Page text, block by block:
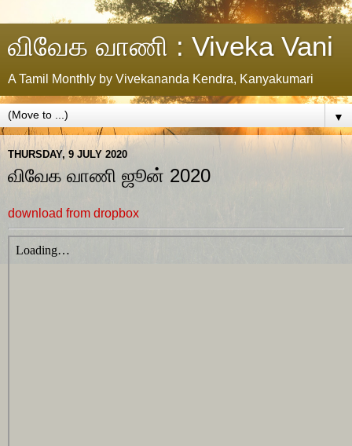
விவேக வாணி : Viveka Vani
A Tamil Monthly by Vivekananda Kendra, Kanyakumari
▼
THURSDAY, 9 JULY 2020
விவேக வாணி ஜூன் 2020
download from dropbox